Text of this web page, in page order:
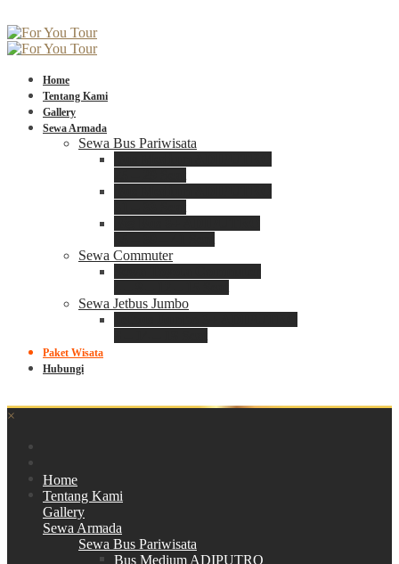
Home
Tentang Kami
Gallery
Sewa Armada
Sewa Bus Pariwisata
Sewa Commuter
Sewa Jetbus Jumbo
Paket Wisata
Hubungi
×
Home
Tentang Kami
Gallery
Sewa Armada
Sewa Bus Pariwisata
Bus Medium ADIPUTRO